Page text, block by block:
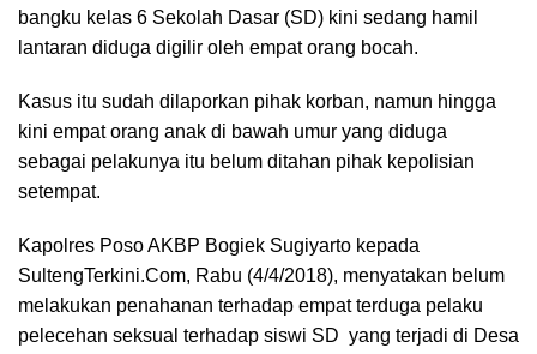
bangku kelas 6 Sekolah Dasar (SD) kini sedang hamil
lantaran diduga digilir oleh empat orang bocah.
Kasus itu sudah dilaporkan pihak korban, namun hingga
kini empat orang anak di bawah umur yang diduga
sebagai pelakunya itu belum ditahan pihak kepolisian
setempat.
Kapolres Poso AKBP Bogiek Sugiyarto kepada
SultengTerkini.Com, Rabu (4/4/2018), menyatakan belum
melakukan penahanan terhadap empat terduga pelaku
pelecehan seksual terhadap siswi SD yang terjadi di Desa